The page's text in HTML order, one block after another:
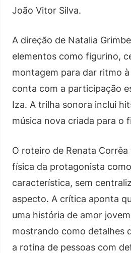
João Vitor Silva.
A direção de Natalia
elementos como figurino,
montagem para dar ritmo
conta com a participação
Iza. A trilha sonora inclui
música nova criada para o
O roteiro de Renata
física da protagonista
característica, sem
aspecto. A crítica aponta
uma história de amor
mostrando como detalhes
a rotina de pessoas com